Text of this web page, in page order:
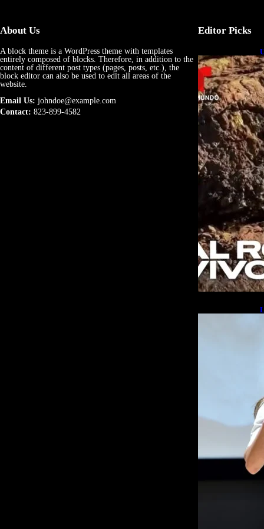
About Us
A block theme is a WordPress theme with templates
entirely composed of blocks. Therefore, in addition to the
content of different post types (pages, posts, etc.), the
block editor can also be used to edit all areas of the
website.
Email Us: johndoe@example.com
Contact: 823-899-4582
Editor Picks